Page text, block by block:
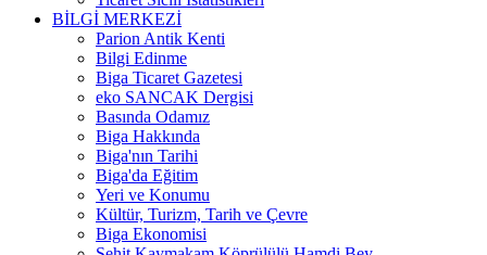
BİLGİ MERKEZİ
Parion Antik Kenti
Bilgi Edinme
Biga Ticaret Gazetesi
eko SANCAK Dergisi
Basında Odamız
Biga Hakkında
Biga'nın Tarihi
Biga'da Eğitim
Yeri ve Konumu
Kültür, Turizm, Tarih ve Çevre
Biga Ekonomisi